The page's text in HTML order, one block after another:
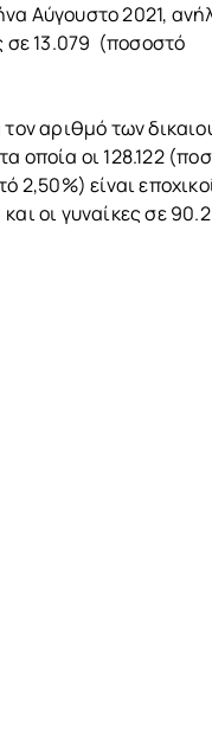
Αύγουστο 2021,
σε 13.079 (ποσοστό
αριθμό των
οποία οι 128.122
2,50%) είναι
οι γυναίκες σε